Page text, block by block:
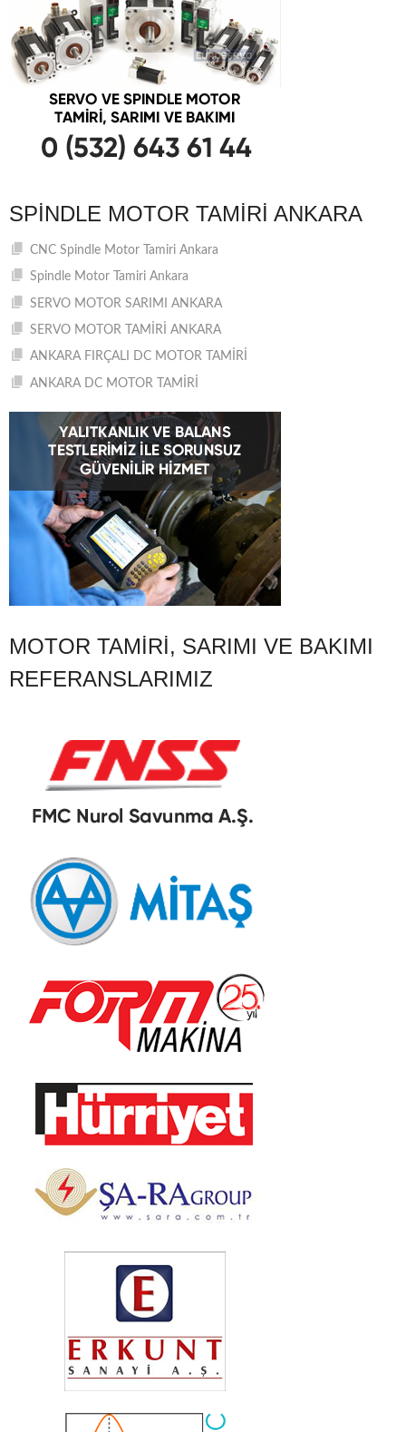
SPINDLE MOTOR TAMIRI ANKARA
CNC Spindle Motor Tamiri Ankara
Spindle Motor Tamiri Ankara
SERVO MOTOR SARIMI ANKARA
SERVO MOTOR TAMİRİ ANKARA
ANKARA FIRÇALI DC MOTOR TAMİRİ
ANKARA DC MOTOR TAMİRİ
MOTOR TAMIRI, SARIMI VE BAKIMI
REFERANSLARIMIZ